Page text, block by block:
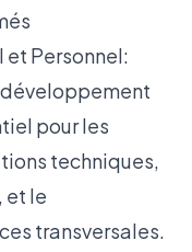
Personnel:
pour les
techniques,
et le
transversales.